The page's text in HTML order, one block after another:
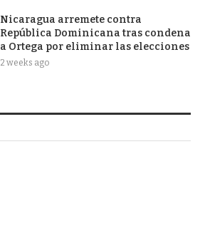
Nicaragua arremete contra
República Dominicana tras condena
a Ortega por eliminar las elecciones
2 weeks ago